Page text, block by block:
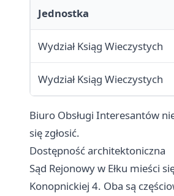
Jednostka
Wydział Ksiąg Wieczystych
Wydział Ksiąg Wieczystych
Biuro Obsługi Interesantów
się zgłosić.
Dostępność architektoniczna
Sąd Rejonowy w Ełku mieści
Konopnickiej 4. Oba są